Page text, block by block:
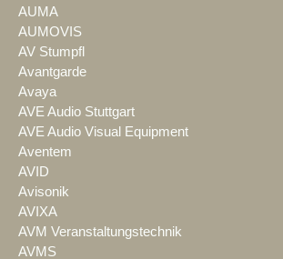
AUMA
AUMOVIS
AV Stumpfl
Avantgarde
Avaya
AVE Audio Stuttgart
AVE Audio Visual Equipment
Aventem
AVID
Avisonik
AVIXA
AVM Veranstaltungstechnik
AVMS